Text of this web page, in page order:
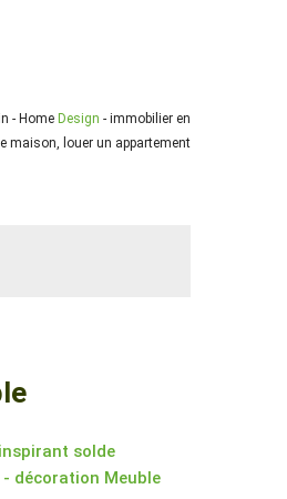
- Home Design - immobilier en
maison, louer un appartement
solde
décoration Meuble